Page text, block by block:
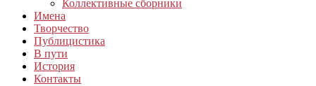
Коллективные сборники
Имена
Творчество
Публицистика
В пути
История
Контакты